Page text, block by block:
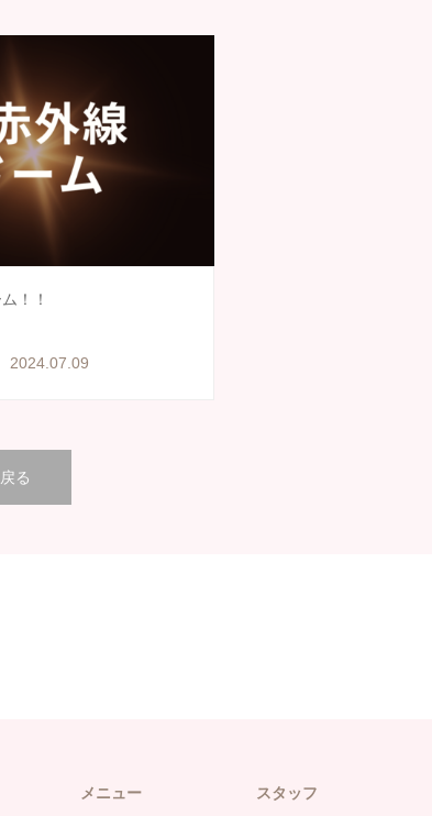
！！
2024.07.09
る
メニュー スタッフ